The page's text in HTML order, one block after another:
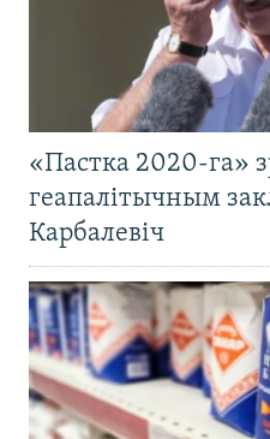
«Пастка 2020-га»
геапалітычным
Карбалевіч